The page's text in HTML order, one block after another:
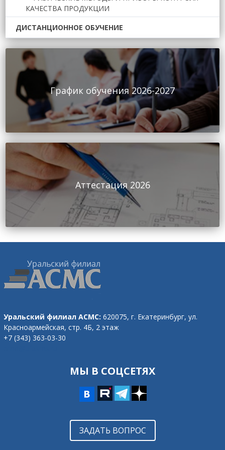
КАЧЕСТВА ПРОДУКЦИИ
ДИСТАНЦИОННОЕ ОБУЧЕНИЕ
График обучения 2026-2027
Аттестация 2026
Уральский филиал АСМС: 620075, г. Екатеринбург, ул.
Красноармейская, стр. 4Б, 2 этаж
+7 (343) 363-03-30
МЫ В СОЦСЕТЯХ
ЗАДАТЬ ВОПРОС